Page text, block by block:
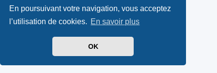
En poursuivant votre navigation, vous acceptez
l’utilisation de cookies. En savoir plus
OK